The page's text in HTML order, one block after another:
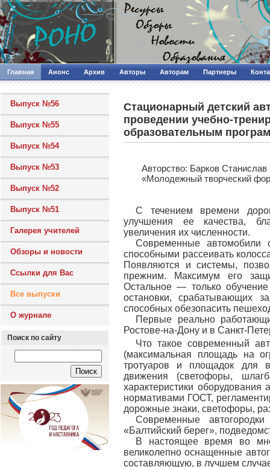
Главная Анонс Архив Авторы Авторам Партнеры
Выпуск №56
Выпуск №55
Выпуск №54
Выпуск №53
Выпуск №52
Выпуск №51
Галерея учителей
Обзоры и новости
Ссылки для Вас
Все выпуски
О журнале
Поиск по сайту
Стационарный детский
проведении учебно-
образовательным
Авторcтво: Барков
«Молодежный творческий
С течением времени
улучшения ее качества,
увеличения их численности.
Современные автомобили
способными рассеивать
Появляются и системы,
прежним. Максимум его
Остальное — только
остановки, срабатывающих
способных обезопасить
Первые реально
Ростове-на-Дону и в Санкт-
Что такое современный
(максимальная площадь на
тротуаров и площадок для
движения (светофоры,
характеристики
нормативами ГОСТ,
дорожные знаки, светофоры,
Современные
«Балтийский берег»,
В настоящее время во
великолепно оснащенные
составляющую, в лучшем